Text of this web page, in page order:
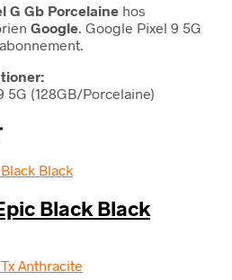
G Gb Porcelaine hos
Google. Google Pixel 9 5G
(128GB/Porcelaine)
Black Black